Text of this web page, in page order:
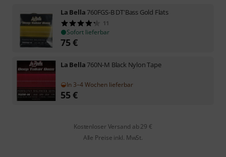
La Bella760FGS-B DT'Bass Gold Flats
11
Sofort lieferbar
75€
La Bella760N-M Black Nylon Tape
In 3–4 Wochen lieferbar
55€
Kostenloser Versand ab 29 €
Alle Preise inkl. MwSt.